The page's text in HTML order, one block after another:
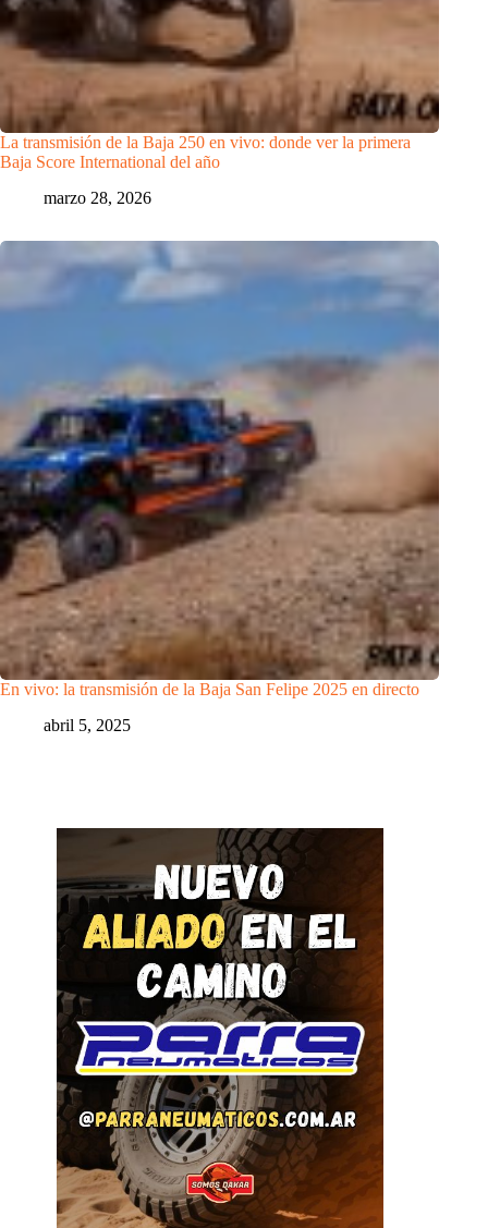
La transmisión de la Baja 250 en vivo: donde ver la primera
Baja Score International del año
marzo 28, 2026
En vivo: la transmisión de la Baja San Felipe 2025 en directo
abril 5, 2025